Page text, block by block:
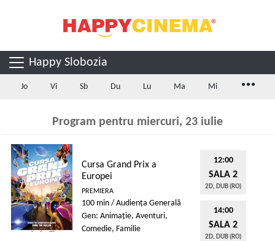
Happy Slobozia
Jo Vi Sb Du Lu Ma Mi ...
Program pentru miercuri, 23 iulie
Cursa Grand Prix a
Europei
PREMIERA
100 min / Audienţa Generală
Gen: Animaţie, Aventuri,
Comedie, Familie
12:00
SALA 2
2D, DUB (RO)
14:00
SALA 2
2D, DUB (RO)